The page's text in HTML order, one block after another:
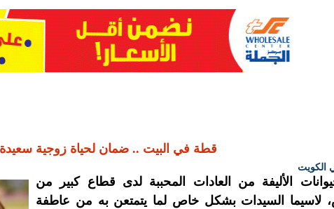
قطة في البيت .. ضمان لحياة زوجية
الكويت
الأليفة من العادات المحببة لدى قطاع كبير من
لاسيما السيدات بشكل خاص لما يتمتعن به من عاطفة